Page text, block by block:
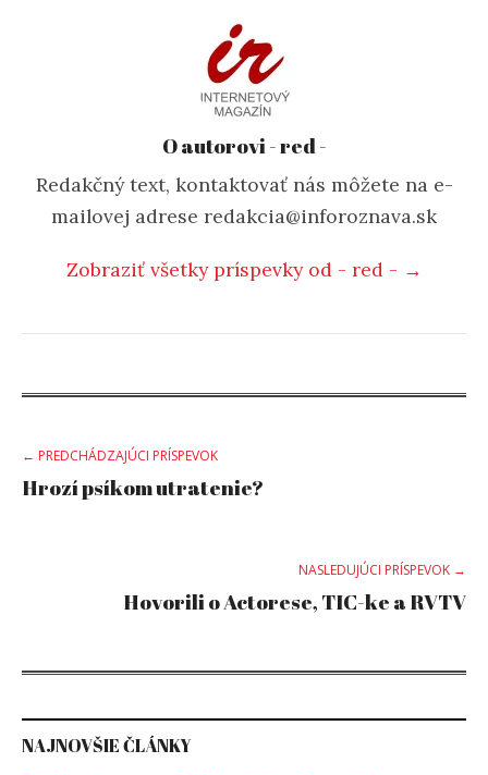
O autorovi - red -
Redakčný text, kontaktovať nás môžete na e-
mailovej adrese redakcia@inforoznava.sk
Zobraziť všetky príspevky od - red - →
Post
← PREDCHÁDZAJÚCI PRÍSPEVOK
Hrozí psíkom utratenie?
NASLEDUJÚCI PRÍSPEVOK →
Hovorili o Actorese, TIC-ke a RVTV
NAJNOVŠIE ČLÁNKY